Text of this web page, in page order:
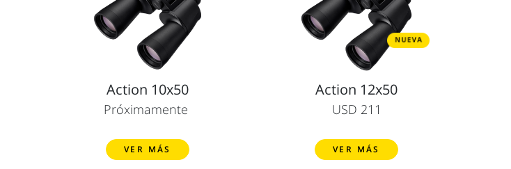
Action 10x50
Próximamente
VER MÁS
Action 12x50
USD 211
VER MÁS